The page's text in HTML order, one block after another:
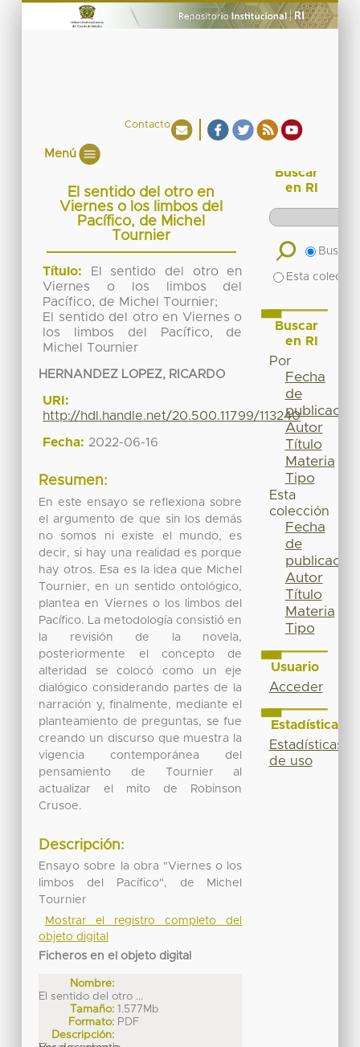
Contacto
Menú
El sentido del otro en
Viernes o los limbos del
Pacífico, de Michel
Tournier
Título:
El sentido del otro en
Viernes o los limbos del
Pacífico, de Michel Tournier;
El sentido del otro en Viernes o
los limbos del Pacífico, de
Michel Tournier
HERNANDEZ LOPEZ, RICARDO
URI:
http://hdl.handle.net/20.500.11799/113240
Fecha: 2022-06-16
Resumen:
En este ensayo se reflexiona sobre
el argumento de que sin los demás
no somos ni existe el mundo, es
decir, si hay una realidad es porque
hay otros. Esa es la idea que Michel
Tournier, en un sentido ontológico,
plantea en Viernes o los limbos del
Pacífico. La metodología consistió en
la revisión de la novela,
posteriormente el concepto de
alteridad se colocó como un eje
dialógico considerando partes de la
narración y, finalmente, mediante el
planteamiento de preguntas, se fue
creando un discurso que muestra la
vigencia contemporánea del
pensamiento de Tournier al
actualizar el mito de Robinson
Crusoe.
Descripción:
Ensayo sobre la obra "Viernes o los
limbos del Pacífico", de Michel
Tournier
Mostrar el registro completo del
objeto digital
Ficheros en el objeto digital
Nombre:
El sentido del otro ...
Tamaño: 1.577Mb
Formato: PDF
Descripción:
Buscar
en RI
Buscar
Esta
Buscar
en RI
Por
Fecha
de
publicación
Autor
Título
Materia
Tipo
Esta
colección
Fecha
de
publicación
Autor
Título
Materia
Tipo
Usuario
Acceder
Estadísticas
Estadísticas
de uso